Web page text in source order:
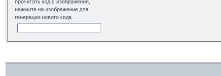
прочитать код с изображения,
нажмите на изображение для
генерации нового кода.